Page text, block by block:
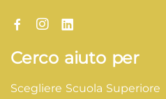
Cerco aiuto per
Scegliere Scuola Superiore